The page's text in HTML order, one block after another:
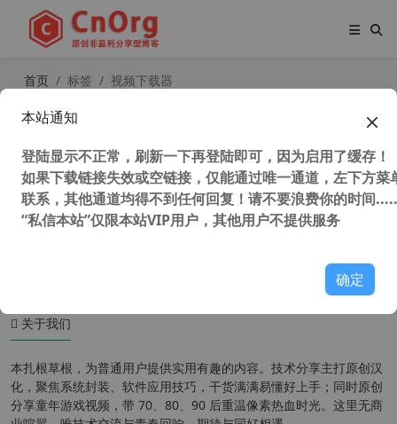
首页 标签 视频下载器
版，可下YouTube、Netflix、优爱腾
等视频
关于我们
本扎根草根，为普通用户提供实用有趣的内容。技术分享主打原创汉
化，聚焦系统封装、软件应用技巧，干货满满易懂好上手；同时原创
分享童年游戏视频，带 70、80、90 后重温像素热血时光。这里无商
本站通知
登陆显示不正常，刷新一下再登陆即可，因为启用了缓存！
如果下载链接失效或空链接，仅能通过唯一通道，左下方菜
联系，其他通道均得不到任何回复！请不要浪费你的时间
“私信本站”仅限本站VIP用户，其他用户不提供服务
确定